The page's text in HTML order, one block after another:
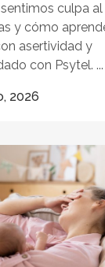
culpa
y cómo
asertividad y
con Psytel. ...
2026